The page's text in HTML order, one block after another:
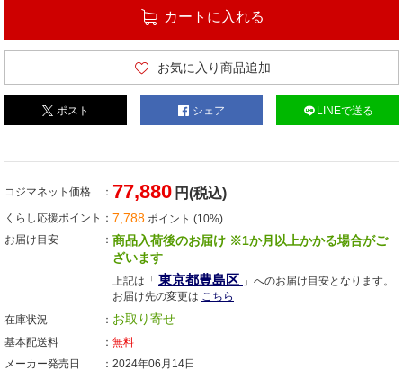
カートに入れる
お気に入り商品追加
ポスト シェア LINEで送る
コジマネット価格 77,880 円(税込)
くらし応援ポイント 7,788 ポイント (10%)
お届け目安
商品入荷後のお届け ※1か月以上かかる場合がご
ざいます
上記は「 東京都豊島区 」へのお届け目安となります。
お届け先の変更は こちら
在庫状況
お取り寄せ
基本配送料
無料
メーカー発売日
2024年06月14日